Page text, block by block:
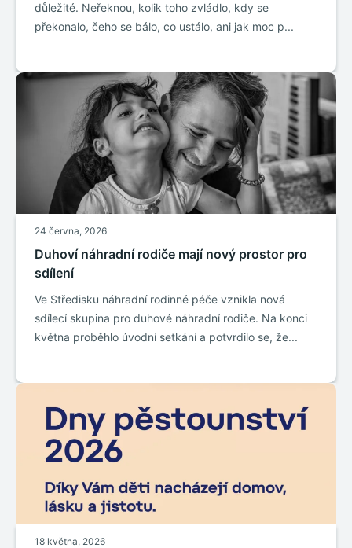
důležité. Neřeknou, kolik toho zvládlo, kdy se
překonalo, čeho se bálo, co ustálo, ani jak moc p...
24 června, 2026
Duhoví náhradní rodiče mají nový prostor pro
sdílení
Ve Středisku náhradní rodinné péče vznikla nová
sdílecí skupina pro duhové náhradní rodiče. Na konci
května proběhlo úvodní setkání a potvrdilo se, že...
18 května, 2026